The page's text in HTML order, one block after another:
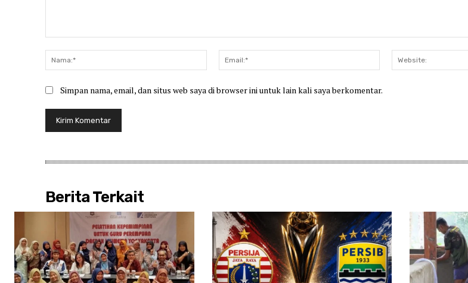
Nama:*
Email:*
Simpan nama, email, dan situs web saya di browser ini untuk lain kali saya berkomentar.
Berita Terkait